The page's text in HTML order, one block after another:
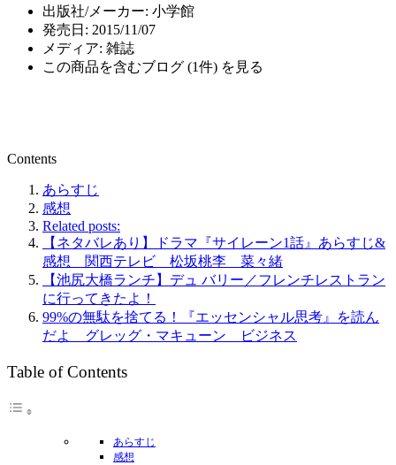
出版社/メーカー: 小学館
発売日: 2015/11/07
メディア: 雑誌
この商品を含むブログ (1件) を見る
Contents
あらすじ
感想
Related posts:
【ネタバレあり】ドラマ『サイレーン1話』あらすじ&
感想 関西テレビ 松坂桃李 菜々緒
【池尻大橋ランチ】デュ バリー／フレンチレストラン
に行ってきたよ！
99%の無駄を捨てる！『エッセンシャル思考』を読ん
だよ グレッグ・マキューン ビジネス
Table of Contents
あらすじ
感想